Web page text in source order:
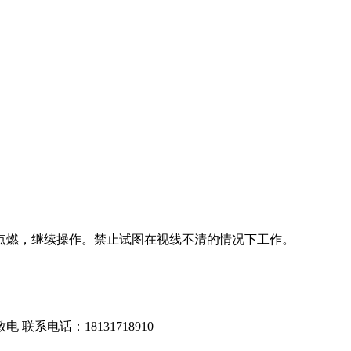
，继续操作。禁止试图在视线不清的情况下工作。
联系电话：18131718910